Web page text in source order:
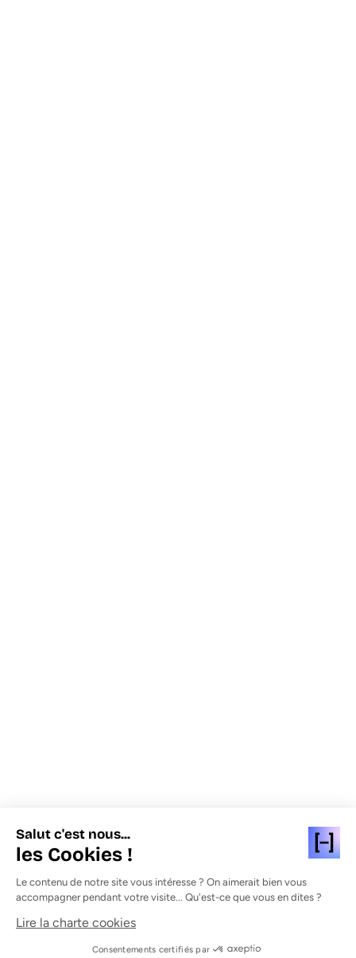
Salut c'est nous...
les Cookies !
Le contenu de notre site vous intéresse ? On aimerait bien vous
accompagner pendant votre visite... Qu'est-ce que vous en dites ?
Lire la charte cookies
Consentements certifiés par